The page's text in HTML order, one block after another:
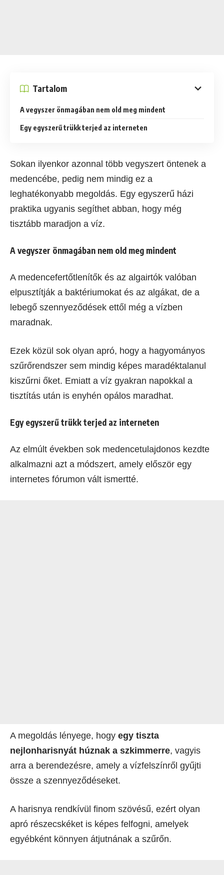
Tartalom
A vegyszer önmagában nem old meg mindent
Egy egyszerű trükk terjed az interneten
Sokan ilyenkor azonnal több vegyszert öntenek a
medencébe, pedig nem mindig ez a
leghatékonyabb megoldás. Egy egyszerű házi
praktika ugyanis segíthet abban, hogy még
tisztább maradjon a víz.
A vegyszer önmagában nem old meg mindent
A medencefertőtlenítők és az algairtók valóban
elpusztítják a baktériumokat és az algákat, de a
lebegő szennyeződések ettől még a vízben
maradnak.
Ezek közül sok olyan apró, hogy a hagyományos
szűrőrendszer sem mindig képes maradéktalanul
kiszűrni őket. Emiatt a víz gyakran napokkal a
tisztítás után is enyhén opálos maradhat.
Egy egyszerű trükk terjed az interneten
Az elmúlt években sok medencetulajdonos kezdte
alkalmazni azt a módszert, amely először egy
internetes fórumon vált ismertté.
A megoldás lényege, hogy egy tiszta
nejlonharisnyát húznak a szkimmerre, vagyis
arra a berendezésre, amely a vízfelszínről gyűjti
össze a szennyeződéseket.
A harisnya rendkívül finom szövésű, ezért olyan
apró részecskéket is képes felfogni, amelyek
egyébként könnyen átjutnának a szűrőn.